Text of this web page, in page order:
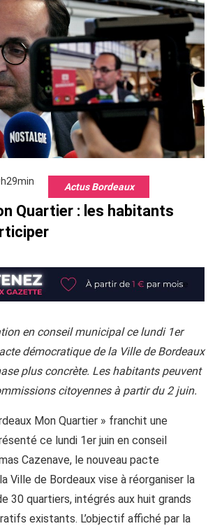
Actus Bordeaux
Quartier : les habitants
en conseil municipal ce lundi 1er
démocratique de la Ville de Bordeaux
plus concrète. Les habitants peuvent
citoyennes à partir du 2 juin.
Mon Quartier » franchit une
ce lundi 1er juin en conseil
Cazenave, le nouveau pacte
Ville de Bordeaux vise à réorganiser la
30 quartiers, intégrés aux huit grands
existants. L’objectif affiché par la